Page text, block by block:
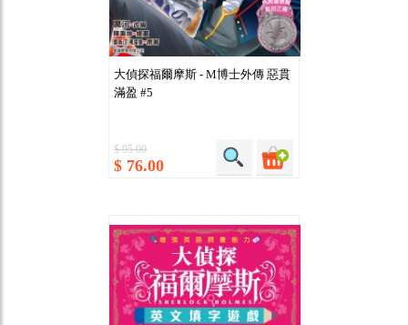
大偵探福爾摩斯 - M博士外傳 惡貫
滿盈 #5
$ 95.00
$ 76.00